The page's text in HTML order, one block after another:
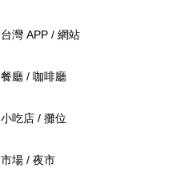
台灣 APP / 網站
餐廳 / 咖啡廳
小吃店 / 攤位
市場 / 夜市